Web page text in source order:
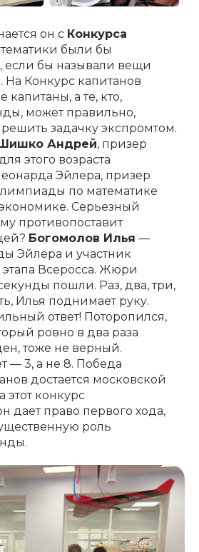
он с Конкурса
были бы
если бы называли вещи
Конкурс капитанов
капитаны, а те, кто,
может правильно,
решить задачку экспромтом.
Андрей, призер
этого возраста
Эйлера, призер
по математике
Серьезный
противопоставит
Богомолов Илья —
Эйлера и участник
Всеросса. Жюри
пошли. Раз, два, три,
Илья поднимает руку.
ответ! Поторопился,
ровно в два раза
тоже не верный.
— 3, а не 8. Победа
достается московской
этот конкурс
дает право первого хода,
роль